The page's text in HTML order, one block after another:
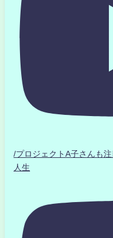
/プロジェクトA子さんも
人生